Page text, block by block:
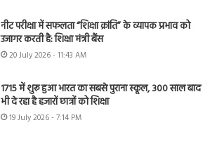
नीट परीक्षा में सफलता “शिक्षा क्रांति” के व्यापक प्रभाव को
उजागर करती है: शिक्षा मंत्री बैंस
20 July 2026 - 11:43 AM
1715 में शुरू हुआ भारत का सबसे पुराना स्कूल, 300 साल बाद
भी दे रहा है हजारों छात्रों को शिक्षा
19 July 2026 - 7:14 PM